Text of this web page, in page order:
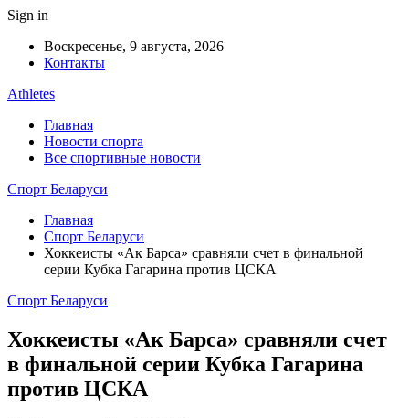
Sign in
Воскресенье, 9 августа, 2026
Контакты
Athletes
Главная
Новости спорта
Все спортивные новости
Спорт Беларуси
Главная
Спорт Беларуси
Хоккеисты «Ак Барса» сравняли счет в финальной
серии Кубка Гагарина против ЦСКА
Спорт Беларуси
Хоккеисты «Ак Барса» сравняли счет
в финальной серии Кубка Гагарина
против ЦСКА